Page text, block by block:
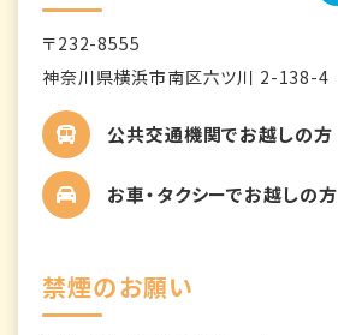
〒232-8555
神奈川県横浜市南区六ツ川 2-138-4
公共交通機関でお越しの方
お車・タクシーでお越しの方
禁煙のお願い